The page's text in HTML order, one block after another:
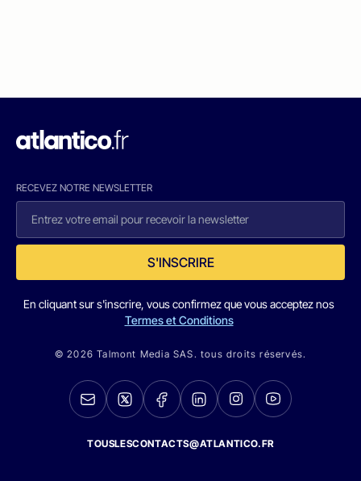
RECEVEZ NOTRE NEWSLETTER
S'INSCRIRE
En cliquant sur s'inscrire, vous confirmez que vous acceptez nos
Termes et Conditions
© 2026 Talmont Media SAS. tous droits réservés.
TOUSLESCONTACTS@ATLANTICO.FR